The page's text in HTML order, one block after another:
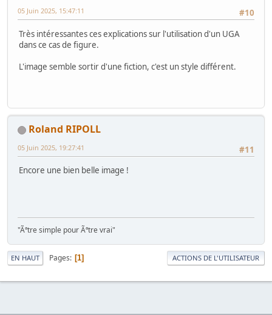
#10
05 Juin 2025, 15:47:11
Très intéressantes ces explications sur l'utilisation d'un UGA
dans ce cas de figure.
L'image semble sortir d'une fiction, c'est un style différent.
Roland RIPOLL
#11
05 Juin 2025, 19:27:41
Encore une bien belle image !
"Ãªtre simple pour Ãªtre vrai"
EN HAUT Pages 1 ACTIONS DE L'UTILISATEUR